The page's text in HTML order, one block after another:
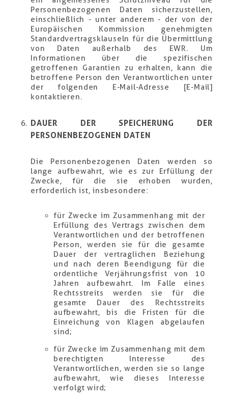
Personenbezogenen Daten sicherzustellen,
einschließlich - unter anderem - der von der
Europäischen Kommission genehmigten
Standardvertragsklauseln für die Übermittlung
von Daten außerhalb des EWR. Um
Informationen über die spezifischen
getroffenen Garantien zu erhalten, kann die
betroffene Person den Verantwortlichen unter
der folgenden E-Mail-Adresse [E-Mail]
kontaktieren.
DAUER DER SPEICHERUNG DER
PERSONENBEZOGENEN DATEN
Die Personenbezogenen Daten werden so
lange aufbewahrt, wie es zur Erfüllung der
Zwecke, für die sie erhoben wurden,
erforderlich ist, insbesondere:
für Zwecke im Zusammenhang mit der
Erfüllung des Vertrags zwischen dem
Verantwortlichen und der betroffenen
Person, werden sie für die gesamte
Dauer der vertraglichen Beziehung
und nach deren Beendigung für die
ordentliche Verjährungsfrist von 10
Jahren aufbewahrt. Im Falle eines
Rechtsstreits werden sie für die
gesamte Dauer des Rechtsstreits
aufbewahrt, bis die Fristen für die
Einreichung von Klagen abgelaufen
sind;
für Zwecke im Zusammenhang mit dem
berechtigten Interesse des
Verantwortlichen, werden sie so lange
aufbewahrt, wie dieses Interesse
verfolgt wird;